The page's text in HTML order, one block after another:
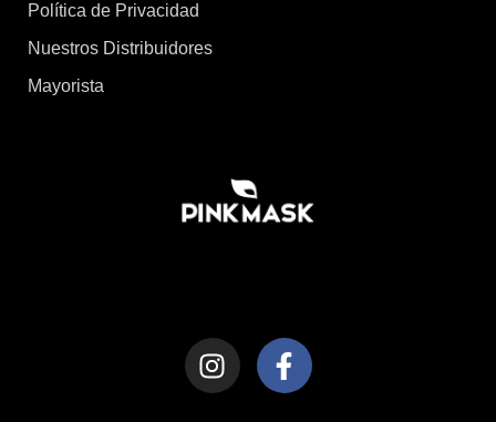
Política de Privacidad
Nuestros Distribuidores
Mayorista